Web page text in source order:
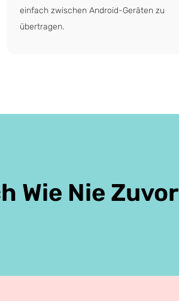
einfach zwischen Android-Geräten zu
übertragen.
Wie Nie Zuvor